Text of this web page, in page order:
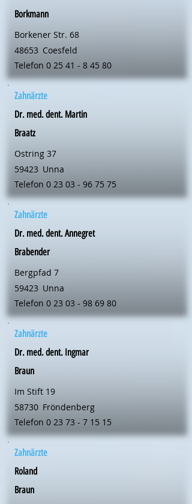
Borkmann
Borkener Str. 68
48653 Coesfeld
Telefon 0 25 41 - 8 45 80
Zahnärzte
Dr. med. dent. Martin
Braatz
Ostring 37
59423 Unna
Telefon 0 23 03 - 96 75 75
Zahnärzte
Dr. med. dent. Annegret
Brabender
Bergpfad 7
59423 Unna
Telefon 0 23 03 - 98 69 80
Zahnärzte
Dr. med. dent. Ingmar
Braun
Im Stift 19
58730 Fröndenberg
Telefon 0 23 73 - 7 15 15
Zahnärzte
Roland
Braun